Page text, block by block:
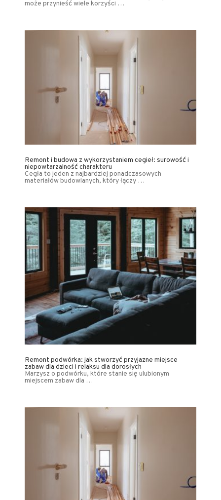
może przynieść wiele korzyści …
Remont i budowa z wykorzystaniem cegieł: surowość i
niepowtarzalność charakteru
Cegła to jeden z najbardziej ponadczasowych
materiałów budowlanych, który łączy …
Remont podwórka: jak stworzyć przyjazne miejsce
zabaw dla dzieci i relaksu dla dorosłych
Marzysz o podwórku, które stanie się ulubionym
miejscem zabaw dla …